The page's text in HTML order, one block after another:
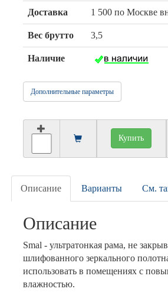
Доставка 1 500 по Москве
Вес брутто 3,5
Наличие
Дополнительные параметры
Купить
Описание Варианты См.
Описание
Smal - ультратонкая рама, не
шлифованного зеркального
использовать в помещениях с
влажностью.